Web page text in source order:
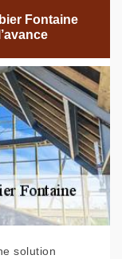
Fontaine
solution